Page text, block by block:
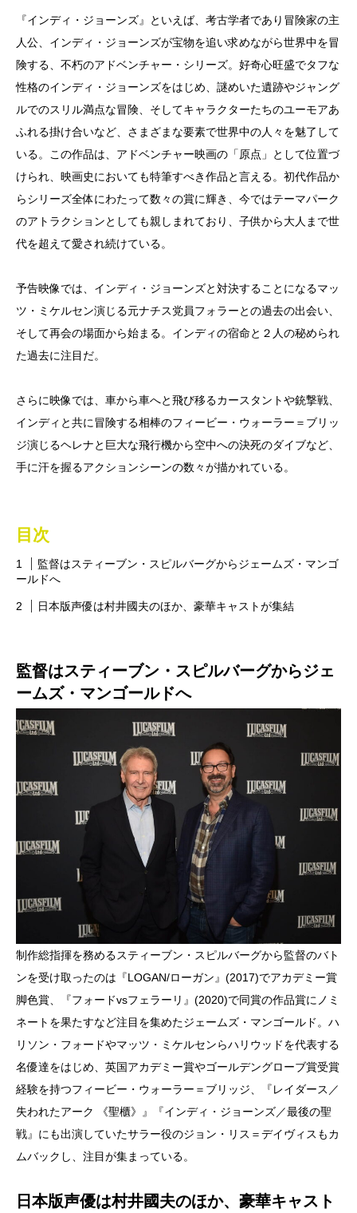
『インディ・ジョーンズ』といえば、考古学者であり冒険家の主
人公、インディ・ジョーンズが宝物を追い求めながら世界中を冒
険する、不朽のアドベンチャー・シリーズ。好奇心旺盛でタフな
性格のインディ・ジョーンズをはじめ、謎めいた遺跡やジャング
ルでのスリル満点な冒険、そしてキャラクターたちのユーモアあ
ふれる掛け合いなど、さまざまな要素で世界中の人々を魅了して
いる。この作品は、アドベンチャー映画の「原点」として位置づ
けられ、映画史においても特筆すべき作品と言える。初代作品か
らシリーズ全体にわたって数々の賞に輝き、今ではテーマパーク
のアトラクションとしても親しまれており、子供から大人まで世
代を超えて愛され続けている。
予告映像では、インディ・ジョーンズと対決することになるマッ
ツ・ミケルセン演じる元ナチス党員フォラーとの過去の出会い、
そして再会の場面から始まる。インディの宿命と２人の秘められ
た過去に注目だ。
さらに映像では、車から車へと飛び移るカースタントや銃撃戦、
インディと共に冒険する相棒のフィービー・ウォーラー＝ブリッ
ジ演じるヘレナと巨大な飛行機から空中への決死のダイブなど、
手に汗を握るアクションシーンの数々が描かれている。
目次
監督はスティーブン・スピルバーグからジェームズ・マンゴ
ールドへ
日本版声優は村井國夫のほか、豪華キャストが集結
監督はスティーブン・スピルバーグからジェ
ームズ・マンゴールドへ
制作総指揮を務めるスティーブン・スピルバーグから監督のバト
ンを受け取ったのは『LOGAN/ローガン』(2017)でアカデミー賞
脚色賞、『フォードvsフェラーリ』(2020)で同賞の作品賞にノミ
ネートを果たすなど注目を集めたジェームズ・マンゴールド。ハ
リソン・フォードやマッツ・ミケルセンらハリウッドを代表する
名優達をはじめ、英国アカデミー賞やゴールデングローブ賞受賞
経験を持つフィービー・ウォーラー＝ブリッジ、『レイダース／
失われたアーク 《聖櫃》』『インディ・ジョーンズ／最後の聖
戦』にも出演していたサラー役のジョン・リス＝デイヴィスもカ
ムバックし、注目が集まっている。
日本版声優は村井國夫のほか、豪華キャスト